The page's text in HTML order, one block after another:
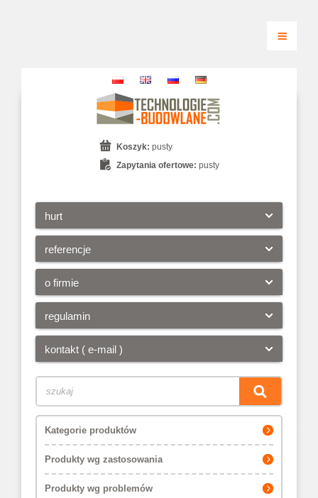
hurt
referencje
o firmie
regulamin
kontakt ( e-mail )
Koszyk: pusty
Zapytania ofertowe: pusty
Kategorie produktów
Produkty wg zastosowania
Produkty wg problemów